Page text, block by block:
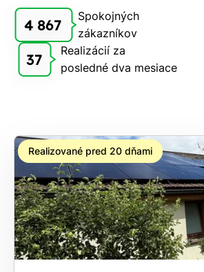
4 867
Spokojných
zákazníkov
37
Realizácií za
posledné dva mesiace
Realizované pred 20 dňami